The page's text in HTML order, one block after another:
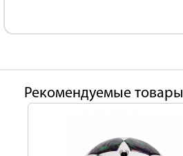
Рекомендуемые товары